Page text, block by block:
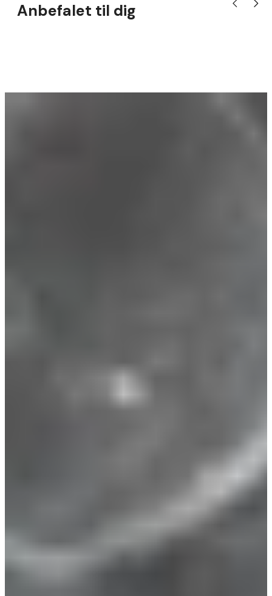
Anbefalet til dig Vis tidligere
Vis